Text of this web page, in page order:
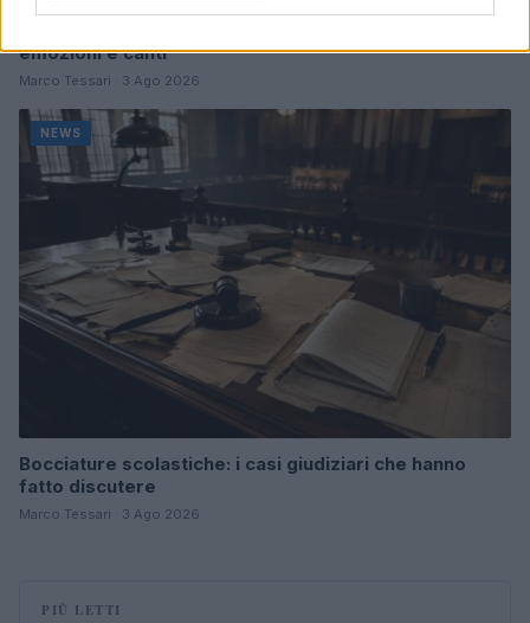
emozioni e canti
Marco Tessari · 3 Ago 2026
NEWS
Bocciature scolastiche: i casi giudiziari che hanno
fatto discutere
Marco Tessari · 3 Ago 2026
PIÙ LETTI